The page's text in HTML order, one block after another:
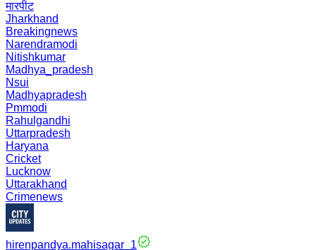
मारपीट
Jharkhand
Breakingnews
Narendramodi
Nitishkumar
Madhya_pradesh
Nsui
Madhyapradesh
Pmmodi
Rahulgandhi
Uttarpradesh
Haryana
Cricket
Lucknow
Uttarakhand
Crimenews
hirenpandya.mahisagar_1